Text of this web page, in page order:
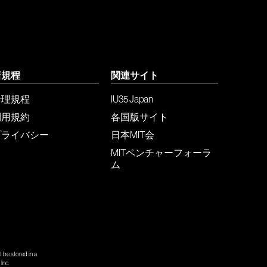
程
規程
規約
イバシー
関連サイト
IU35 Japan
各国版サイト
日本MIT会
MITベンチャーフォーラ
ム
be stored in a